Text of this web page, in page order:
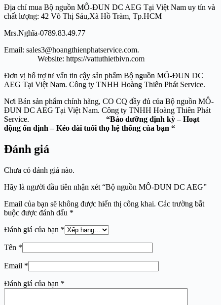
Địa chỉ mua Bộ nguồn MÔ-ĐUN DC AEG Tại Việt Nam uy tín và
chất lượng: 42 Võ Thị Sáu,Xã Hồ Tràm, Tp.HCM
Mrs.Nghĩa-0789.83.49.77
Email: sales3@hoangthienphatservice.com.
Website: https://vattuthietbivn.com
Đơn vị hổ trợ tư vấn tin cậy sản phẩm Bộ nguồn MÔ-ĐUN DC
AEG Tại Việt Nam. Công ty TNHH Hoàng Thiên Phát Service.
Nơi Bán sản phẩm chính hãng, CO CQ đầy đủ của Bộ nguồn MÔ-
ĐUN DC AEG Tại Việt Nam. Công ty TNHH Hoàng Thiên Phát
Service. “Bảo dưỡng định kỳ – Hoạt
động ổn định – Kéo dài tuổi thọ hệ thống của bạn “
Đánh giá
Chưa có đánh giá nào.
Hãy là người đầu tiên nhận xét “Bộ nguồn MÔ-ĐUN DC AEG”
Email của bạn sẽ không được hiển thị công khai. Các trường bắt
buộc được đánh dấu *
Đánh giá của bạn *
Tên *
Email *
Đánh giá của bạn *